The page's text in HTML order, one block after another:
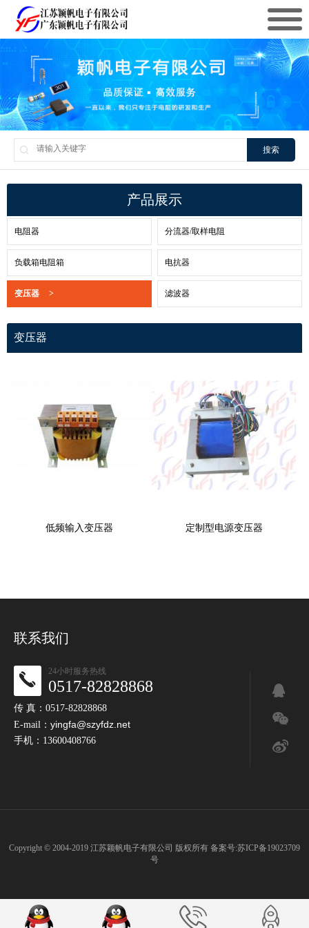
搜索
产品展示
电阻器 分流器/取样电阻
负载箱电阻箱 电抗器
变压器 > 滤波器
变压器
低频输入变压器 定制型电源变压器
联系我们
24小时服务热线
0517-82828868
传 真：0517-82828868
E-mail： yingfa@szyfdz.net
手机：13600408766
Copyright © 2004-2019 江苏颖帆电子有限公司 版权所有 备案号:苏ICP备19023709
号